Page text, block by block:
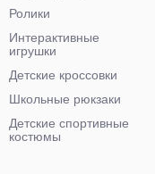
Ролики
Интерактивные
игрушки
Детские кроссовки
Школьные рюкзаки
Детские спортивные
костюмы